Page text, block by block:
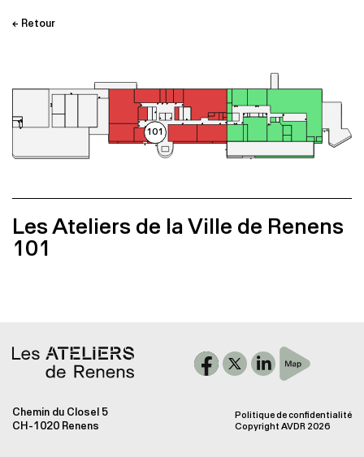
Galerie
Accès
← Retour
101
Les Ateliers de la Ville de Renens
101
Chemin du Closel 5
CH-1020 Renens
Politique de confidentialité
Copyright AVDR 2026